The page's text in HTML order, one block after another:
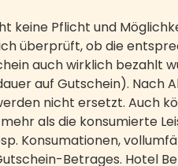
keine Pflicht und
überprüft, ob die
auch wirklich bezahlt
auf Gutschein). Nach
nicht ersetzt. Auch
als die konsumierte
Konsumationen,
Betrages. Hotel